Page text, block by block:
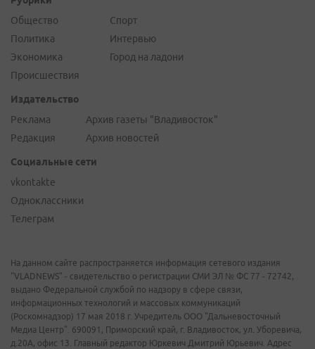
Общество
Политика
Экономика
Происшествия
Спорт
Интервью
Город на ладони
Издательство
Реклама
Редакция
Архив газеты "Владивосток"
Архив новостей
Социальные сети
vkontakte
Одноклассники
Телеграм
На данном сайте распространяется информация сетевого издания
"VLADNEWS" - свидетельство о регистрации СМИ ЭЛ № ФС 77 - 72742,
выдано Федеральной службой по надзору в сфере связи,
информационных технологий и массовых коммуникаций
(Роскомнадзор) 17 мая 2018 г. Учредитель ООО "Дальневосточный
Медиа Центр". 690091, Приморский край, г. Владивосток, ул. Уборевича,
д.20А, офис 13. Главный редактор Юркевич Дмитрий Юрьевич. Адрес